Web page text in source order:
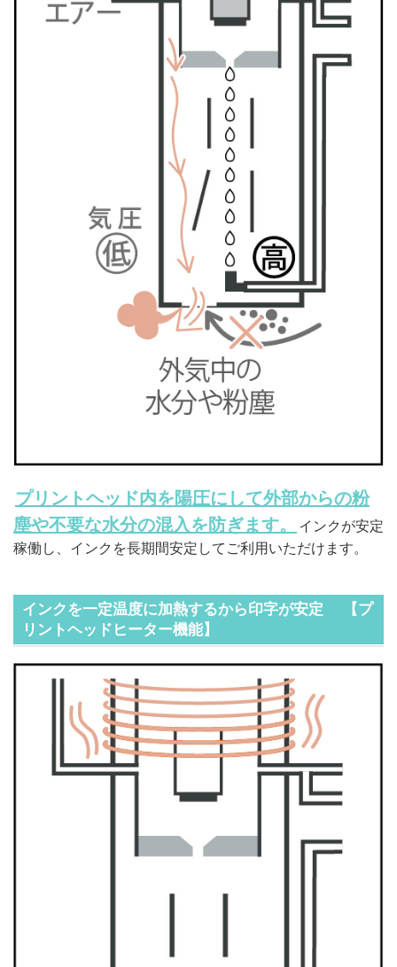
プリントヘッド内を陽圧にして外部からの粉
塵や不要な水分の混入を防ぎます。
インクが安定
稼働し、インクを長期間安定してご利用いただけます。
インクを一定温度に加熱するから印字が安定 【プ
リントヘッドヒーター機能】